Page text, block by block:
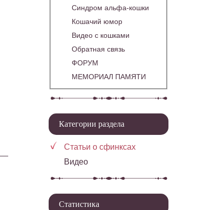
Синдром альфа-кошки
Кошачий юмор
Видео с кошками
Обратная связь
ФОРУМ
МЕМОРИАЛ ПАМЯТИ
Категории раздела
Статьи о сфинксах
Видео
Статистика